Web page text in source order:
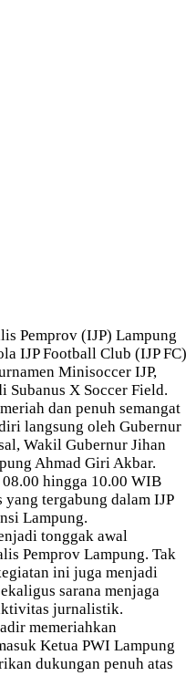
Pemprov (IJP) Lampung
IJP Football Club (IJP FC)
Minisoccer IJP,
Subanus X Soccer Field.
dan penuh semangat
langsung oleh Gubernur
Wakil Gubernur Jihan
Ahmad Giri Akbar.
hingga 10.00 WIB
tergabung dalam IJP
Lampung.
tonggak awal
Pemprov Lampung. Tak
ini juga menjadi
sarana menjaga
jurnalistik.
memeriahkan
Ketua PWI Lampung
dukungan penuh atas